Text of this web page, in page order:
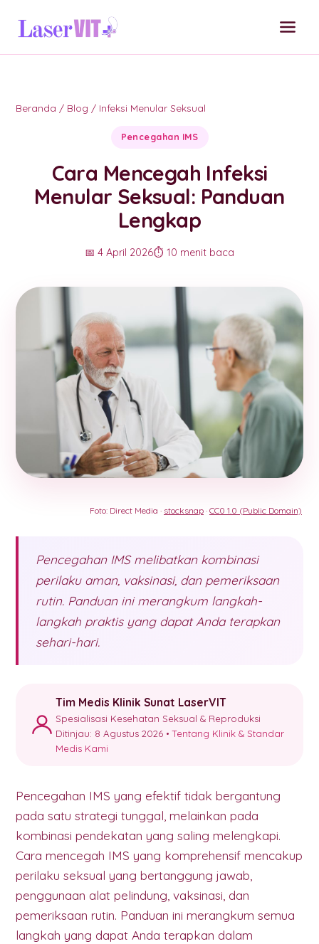
Beranda / Blog / Infeksi Menular Seksual
Pencegahan IMS
Cara Mencegah Infeksi
Menular Seksual: Panduan
Lengkap
📅 4 April 2026⏱️ 10 menit baca
Foto: Direct Media · stocksnap · CC0 1.0 (Public Domain)
Pencegahan IMS melibatkan kombinasi
perilaku aman, vaksinasi, dan pemeriksaan
rutin. Panduan ini merangkum langkah-
langkah praktis yang dapat Anda terapkan
sehari-hari.
Tim Medis Klinik Sunat LaserVIT
Spesialisasi Kesehatan Seksual & Reproduksi
Ditinjau: 8 Agustus 2026 •Tentang Klinik & Standar
Medis Kami
Pencegahan IMS yang efektif tidak bergantung
pada satu strategi tunggal, melainkan pada
kombinasi pendekatan yang saling melengkapi.
Cara mencegah IMS yang komprehensif mencakup
perilaku seksual yang bertanggung jawab,
penggunaan alat pelindung, vaksinasi, dan
pemeriksaan rutin. Panduan ini merangkum semua
langkah yang dapat Anda terapkan dalam